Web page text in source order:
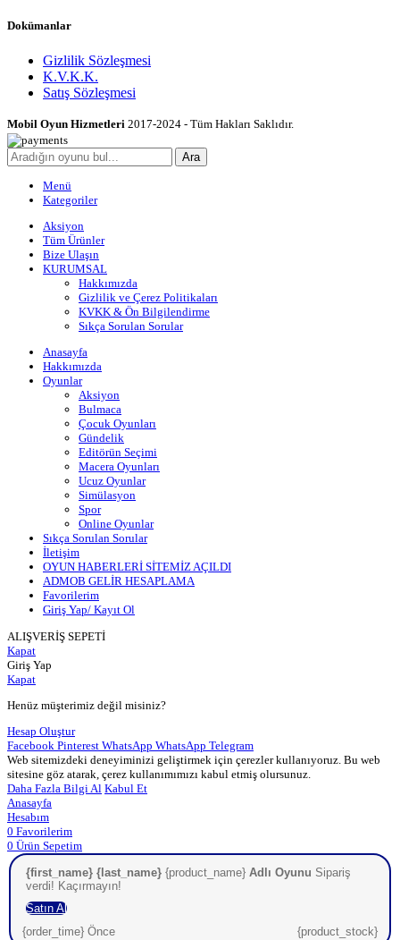
Dokümanlar
Gizlilik Sözleşmesi
K.V.K.K.
Satış Sözleşmesi
Mobil Oyun Hizmetleri 2017-2024 - Tüm Hakları Saklıdır.
Ara
Menü
Kategoriler
Aksiyon
Tüm Ürünler
Bize Ulaşın
KURUMSAL
Hakkımızda
Gizlilik ve Çerez Politikaları
KVKK & Ön Bilgilendirme
Sıkça Sorulan Sorular
Anasayfa
Hakkımızda
Oyunlar
Aksiyon
Bulmaca
Çocuk Oyunları
Gündelik
Editörün Seçimi
Macera Oyunları
Ucuz Oyunlar
Simülasyon
Spor
Online Oyunlar
Sıkça Sorulan Sorular
İletişim
OYUN HABERLERİ SİTEMİZ AÇILDI
ADMOB GELİR HESAPLAMA
Favorilerim
Giriş Yap/ Kayıt Ol
ALIŞVERİŞ SEPETİ
Kapat
Giriş Yap
Kapat
Henüz müşterimiz değil misiniz?
Hesap Oluştur
Facebook Pinterest WhatsApp WhatsApp Telegram
Web sitemizdeki deneyiminizi geliştirmek için çerezler kullanıyoruz. Bu web
sitesine göz atarak, çerez kullanımımızı kabul etmiş olursunuz.
Daha Fazla Bilgi Al Kabul Et
Anasayfa
Hesabım
0 Favorilerim
0 Ürün Sepetim
{first_name} {last_name}{product_name}Adlı Oyunu Sipariş
verdi! Kaçırmayın!
Satın Al
{order_time} Önce
{product_stock}